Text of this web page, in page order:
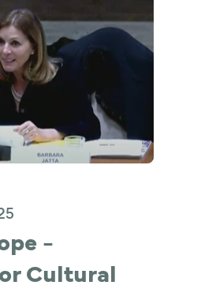
-
Cultural